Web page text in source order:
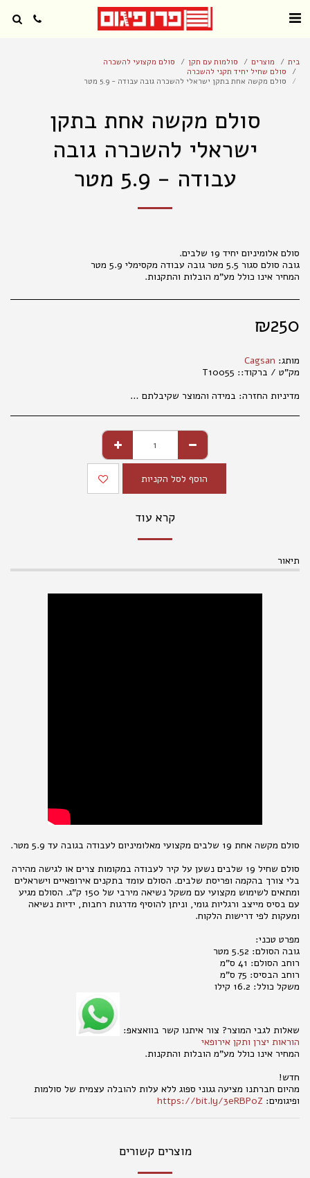
בית מוצרים סולמות עם תקן
סולם מקצועי להשכרה
סולם שחיל יחיד תקני להשכרה
סולם מקשה אחת בתקן ישראלי להשכרה גובה עבודה - 5.9 מטר
סולם מקשה אחת בתקן
ישראלי להשכרה גובה
עבודה - 5.9 מטר
המחיר אינו כולל מע"מ הובלות והתקנות.
₪250
מותג: Cagsan
מק"ט / ברקוד:: T10055
מדיניות החזרה: במידה והמוצר שקיבלתם אינו עונה על ציפיותיכם, פנו למחלקת קשרי לקוחות מרגע קבלת המשלוח (עד שני ימי עבודה), בכדי שנוכל לטפל בפנייתכם בהתאם לנהלים. 035177847 החלפת מוצרים אפשרית בפנייה טלפונית או בסניפי הרשת, באריזה המקורית בלבד ובשלמותם. במידה ויתגלו שינויים במחירי המוצרים, המחיר הקובע הוא המחיר המופיע בחנויות ובמרכז ההזמנות. המחיר הקטלוגי הנו למכירה בחנויות . במכירה מרחוק, יתווסף מחיר שילוח, כמפורט באתר האינטרנט. אין החזרות של נעליים . החלפת והחזרת מוצרים , , אפשרית באריזתם המקורית בלבד ובשלמותם תוך 14 ימים מיום הקניה. ברחוב מגן אברהם 3 תל אביב.
הוסף לסל הקניות
קרא עוד
תיאור
סולם מקשה אחת 19 שלבים מקצועי מאלומיניום לעבודה בגובה עד 5.9 מטר.
סולם שחיל 19 שלבים נשען על קיר לעבודה במקומות צרים או לגישה מהירה
בלי צורך בהקמה ופריסת שלבים. הסולם עומד בתקנים אירופאיים וישראלים
ומתאים לשימוש מקצועי עם משקל נשיאה מירבי של 150 ק"ג. הסולם מגיע
עם בסיס מייצב ורגליות גומי, וניתן להוסיף מדרגות רחבות, ידיות נשיאה
ומעקות לפי דרישות הלקוח.
מפרט טכני:
גובה הסולם: 5.52 מטר
רוחב הסולם: 41 ס"מ
רוחב הבסיס: 75 ס"מ
משקל כולל: 16.2 קילו
שאלות לגבי המוצר? צור איתנו קשר בוואצאפ:
הוראות יצרן ותקן אירופאי
המחיר אינו כולל מע"מ הובלות והתקנות.
חדש!
מהיום חברתנו מציעה גגוני ספוג ללא עלות להובלה עצמית של סולמות
ופיגומים: https://bit.ly/3eRBP0Z
מוצרים קשורים